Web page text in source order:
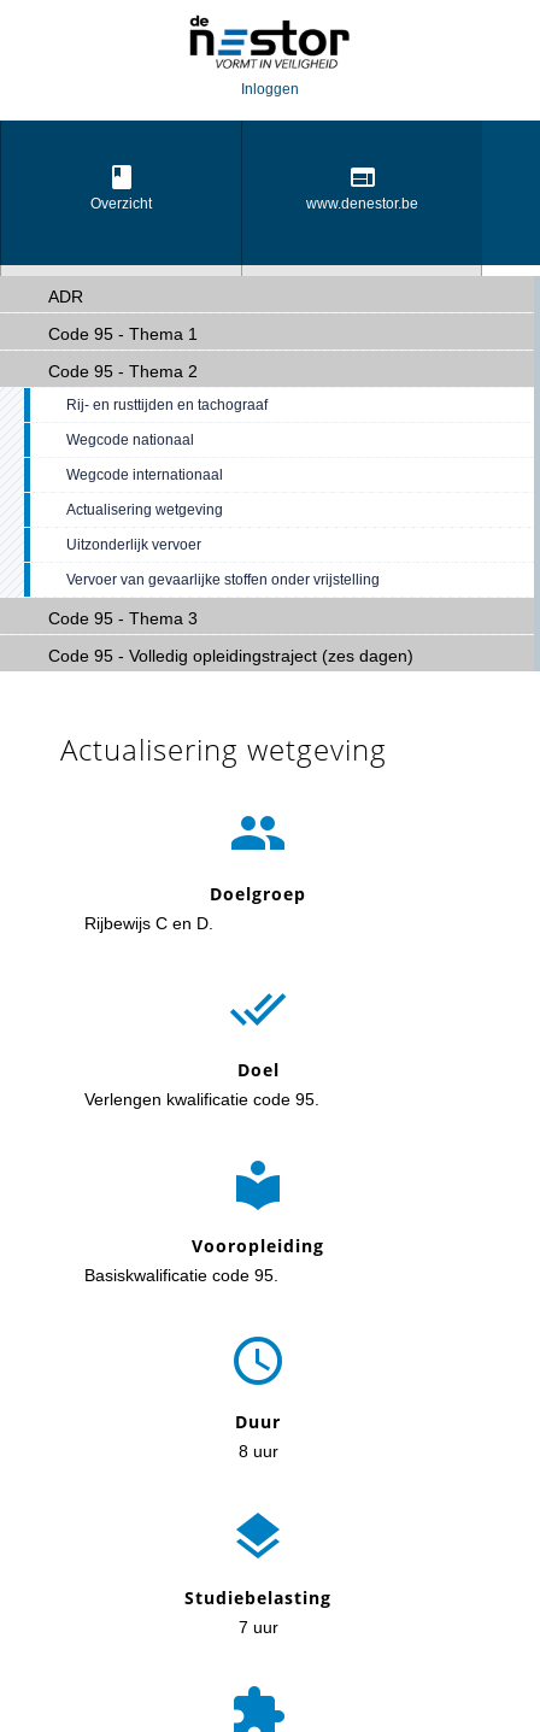
Inloggen
Overzicht www.denestor.be
Opleidingsportaal Transportportaal
ADR
Code 95 - Thema 1
Code 95 - Thema 2
Rij- en rusttijden en tachograaf
Wegcode nationaal
Wegcode internationaal
Actualisering wetgeving
Uitzonderlijk vervoer
Vervoer van gevaarlijke stoffen onder vrijstelling
Code 95 - Thema 3
Code 95 - Volledig opleidingstraject (zes dagen)
Actualisering wetgeving

Doelgroep
Rijbewijs C en D.

Doel
Verlengen kwalificatie code 95.

Vooropleiding
Basiskwalificatie code 95.

Duur
8 uur

Studiebelasting
7 uur
